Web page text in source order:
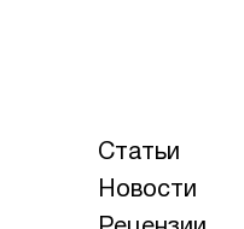
Статьи
Новости